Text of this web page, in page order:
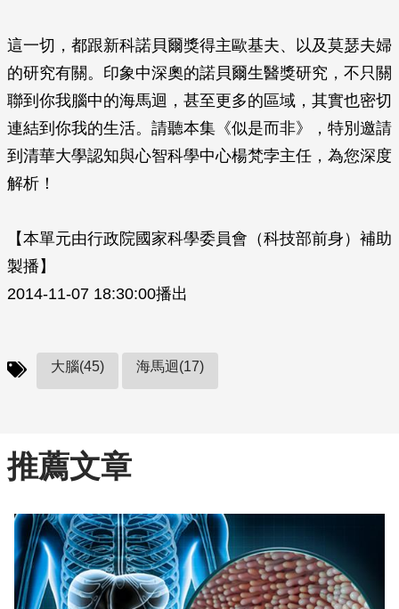
這一切，都跟新科諾貝爾獎得主歐基夫、以及莫瑟夫婦
的研究有關。印象中深奧的諾貝爾生醫獎研究，不只關
聯到你我腦中的海馬迴，甚至更多的區域，其實也密切
連結到你我的生活。請聽本集《似是而非》，特別邀請
到清華大學認知與心智科學中心楊梵孛主任，為您深度
解析！
【本單元由行政院國家科學委員會（科技部前身）補助
製播】
2014-11-07 18:30:00播出
大腦(45) 海馬迴(17)
推薦文章